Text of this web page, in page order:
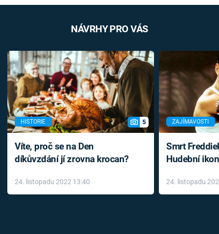
NÁVRHY PRO VÁS
HISTORIE 5
Víte, proč se na Den
díkůvzdání jí zrovna krocan?
24. listopadu 2022 13:40
ZAJÍMAVOSTI
Smrt
Hudební
léky
24. listopadu